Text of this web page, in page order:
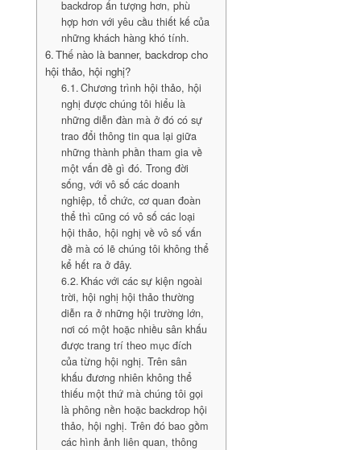
backdrop ấn tượng hơn, phù
hợp hơn với yêu cầu thiết kế của
những khách hàng khó tính.
Thế nào là banner, backdrop cho
hội thảo, hội nghị?
Chương trình hội thảo, hội
nghị được chúng tôi hiểu là
những diễn đàn mà ở đó có sự
trao đổi thông tin qua lại giữa
những thành phần tham gia về
một vấn đề gì đó. Trong đời
sống, với vô số các doanh
nghiệp, tổ chức, cơ quan đoàn
thể thì cũng có vô số các loại
hội thảo, hội nghị về vô số vấn
đề mà có lẽ chúng tôi không thể
kể hết ra ở đây.
Khác với các sự kiện ngoài
trời, hội nghị hội thảo thường
diễn ra ở những hội trường lớn,
nơi có một hoặc nhiều sân khấu
được trang trí theo mục đích
của từng hội nghị. Trên sân
khấu đương nhiên không thể
thiếu một thứ mà chúng tôi gọi
là phông nền hoặc backdrop hội
thảo, hội nghị. Trên đó bao gồm
các hình ảnh liên quan, thông